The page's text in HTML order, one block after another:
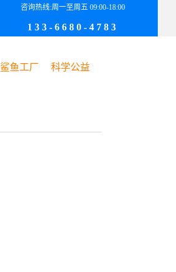
咨询热线:周一至周五 09:00-18:00
133-6680-4783
鲨鱼工厂 科学公益